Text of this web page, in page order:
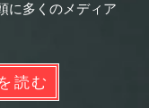
に多くのメディア
読む